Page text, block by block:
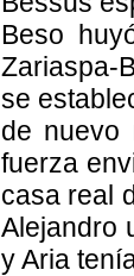
Beso
Zariaspa-
se
de nuevo
fuerza
casa real
Alejandro
y Aria